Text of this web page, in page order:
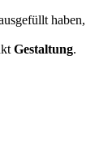
haben,
Gestaltung.